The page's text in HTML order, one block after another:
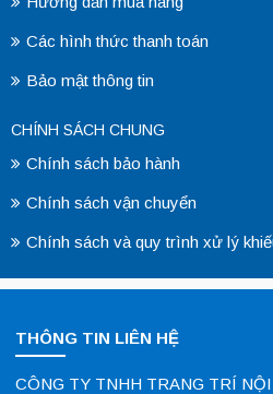
Các hình thức thanh toán
Bảo mật thông tin
CHÍNH SÁCH CHUNG
Chính sách bảo hành
Chính sách vận chuyển
Chính sách và quy trình xử lý
THÔNG TIN LIÊN HỆ
CÔNG TY TNHH TRANG TRÍ